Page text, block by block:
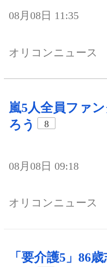
08月08日 11:35
オリコンニュース
嵐5人全員ファ
ろう
8
08月08日 09:18
オリコンニュース
「要介護5」86